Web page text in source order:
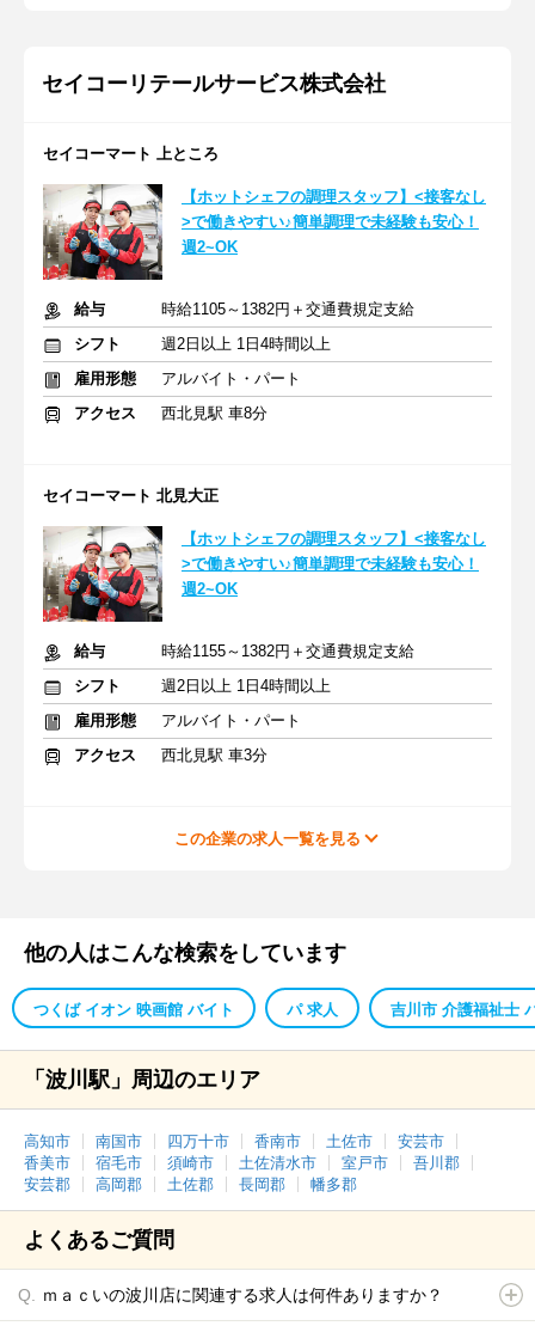
セイコーリテールサービス株式会社
セイコーマート 上ところ
【ホットシェフの調理スタッフ】<接客なし
>で働きやすい♪簡単調理で未経験も安心！
週2~OK
給与
時給1105～1382円＋交通費規定支給
シフト
週2日以上 1日4時間以上
雇用形態
アルバイト・パート
アクセス
西北見駅 車8分
セイコーマート 北見大正
【ホットシェフの調理スタッフ】<接客なし
>で働きやすい♪簡単調理で未経験も安心！
週2~OK
給与
時給1155～1382円＋交通費規定支給
シフト
週2日以上 1日4時間以上
雇用形態
アルバイト・パート
アクセス
西北見駅 車3分
この企業の求人一覧を見る
他の人はこんな検索をしています
つくば イオン 映画館 バイト パ 求人 吉川市 介護福祉士
「波川駅」周辺のエリア
高知市 南国市 四万十市 香南市 土佐市
安芸市
香美市
宿毛市 須崎市 土佐清水市 室戸市
吾川郡
安芸郡
高岡郡 土佐郡 長岡郡 幡多郡
よくあるご質問
ｍａｃいの波川店に関連する求人は何件ありますか？